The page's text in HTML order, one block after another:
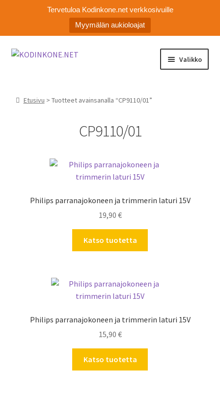
Tervetuloa Kodinkone.net verkkosivuille
Myymälän aukioloajat
Siirry
Siirry
Valikko
Asiakaspalvelu
Etusivu > Tuotteet avainsanalla “CP9110/01”
CP9110/01
Philips parranajokoneen ja trimmerin laturi 15V
19,90 €
Katso tuotetta
Philips parranajokoneen ja trimmerin laturi 15V
15,90 €
Katso tuotetta